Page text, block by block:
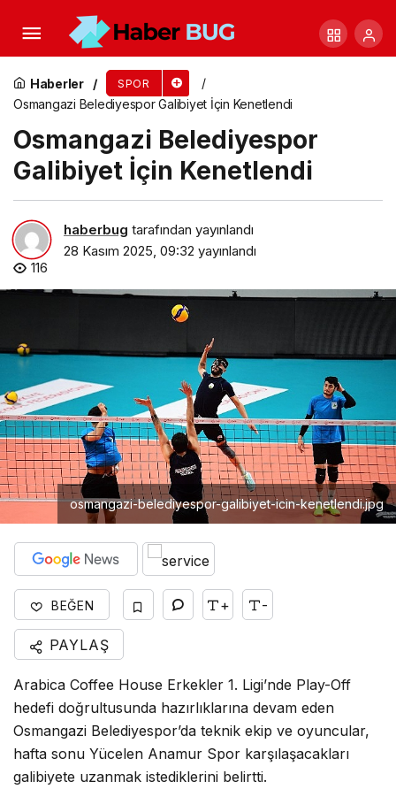
Haberler SPOR
Osmangazi Belediyespor Galibiyet İçin Kenetlendi
Osmangazi Belediyespor
Galibiyet İçin Kenetlendi
haberbug tarafından yayınlandı
28 Kasım 2025, 09:32 yayınlandı
116
osmangazi-belediyespor-galibiyet-icin-kenetlendi.jpg
BEĞEN + -
PAYLAŞ
Arabica Coffee House Erkekler 1. Ligi’nde Play-Off
hedefi doğrultusunda hazırlıklarına devam eden
Osmangazi Belediyespor’da teknik ekip ve oyuncular,
hafta sonu Yücelen Anamur Spor karşılaşacakları
galibiyete uzanmak istediklerini belirtti.
F1 Katar GP Heyecanı Sadece beIN SPORTS’TA